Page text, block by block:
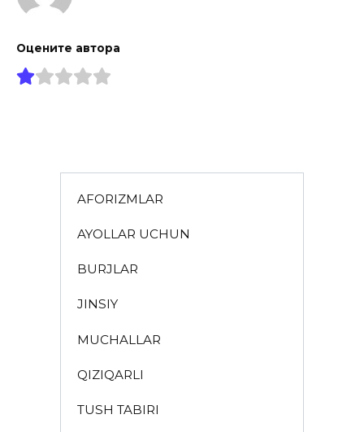
Оцените автора
AFORIZMLAR
AYOLLAR UCHUN
BURJLAR
JINSIY
MUCHALLAR
QIZIQARLI
TUSH TABIRI